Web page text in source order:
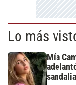
Lo más
Mía